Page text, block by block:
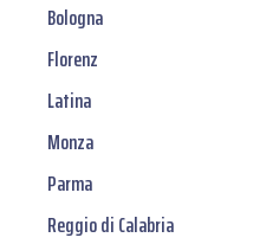
Bologna
Florenz
Latina
Monza
Parma
Reggio di Calabria